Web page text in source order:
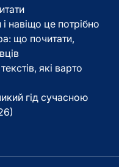
навіщо це потрібно
що почитати,
які варто
гід сучасною